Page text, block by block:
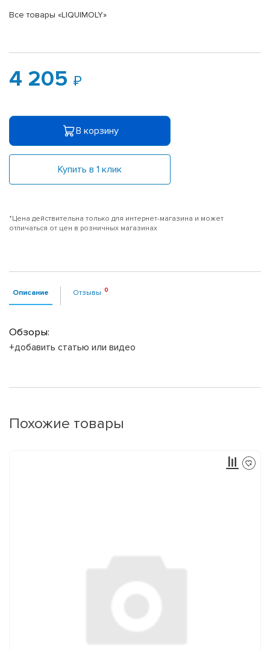
Все товары «LIQUIMOLY»
4 205
В корзину
Купить в 1 клик
*Цена действительна только для интернет-магазина и может
отличаться от цен в розничных магазинах
Описание Отзывы
Обзоры:
+добавить статью или видео
Похожие товары